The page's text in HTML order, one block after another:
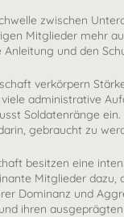
zwischen
Mitglieder mehr
und den
verkörpern
administrative
Soldatenränge
gebraucht zu
besitzen eine
Mitglieder
Dominanz und
ihren